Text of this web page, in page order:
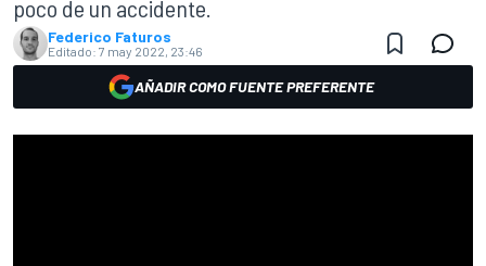
poco de un accidente.
Federico Faturos
Editado: 7 may 2022, 23:46
AÑADIR COMO FUENTE PREFERENTE